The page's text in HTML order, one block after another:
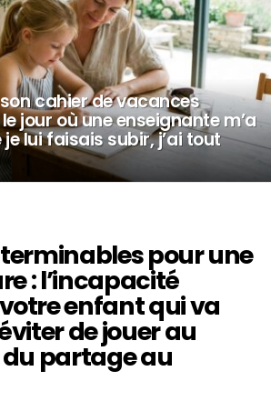
cahier de vacances
jour où une enseignante m’a
lui faisais subir, j’ai tout
pour une
: l’incapacité
enfant qui va
de jouer au
partage au